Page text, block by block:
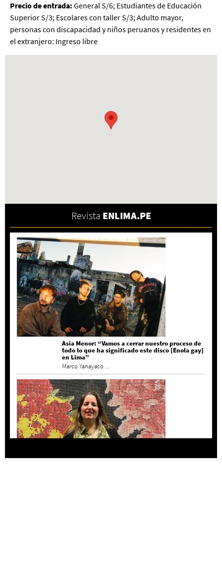
Precio de entrada: General S/6; Estudiantes de Educación
Superior S/3; Escolares con taller S/3; Adulto mayor,
personas con discapacidad y niños peruanos y residentes en
el extranjero: Ingreso libre
Revista ENLIMA.PE
Asia Menor: “Vamos a cerrar nuestro proceso de
todo lo que ha significado este disco [Enola gay]
en Lima”
Marco Yanayaco ...